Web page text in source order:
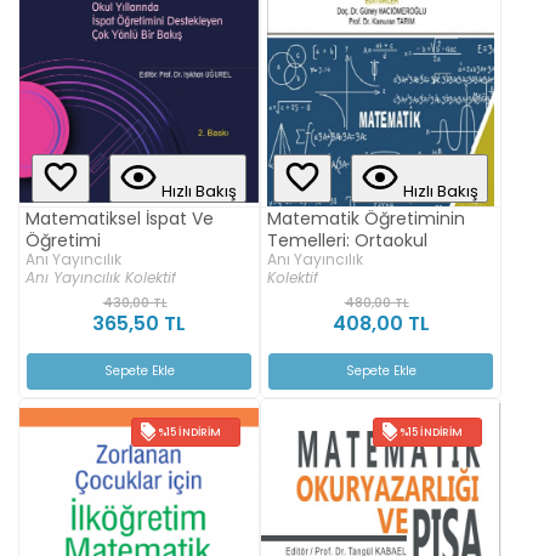
Hızlı Bakış
Matematiksel İspat Ve
Öğretimi
Anı Yayıncılık
Anı Yayıncılık Kolektif
430,00 TL
365,50 TL
Sepete Ekle
Hızlı Bakış
Matematik Öğretiminin
Temelleri: Ortaokul
Anı Yayıncılık
Kolektif
480,00 TL
408,00 TL
Sepete Ekle
%15 İNDIRIM %15 İNDIRIM